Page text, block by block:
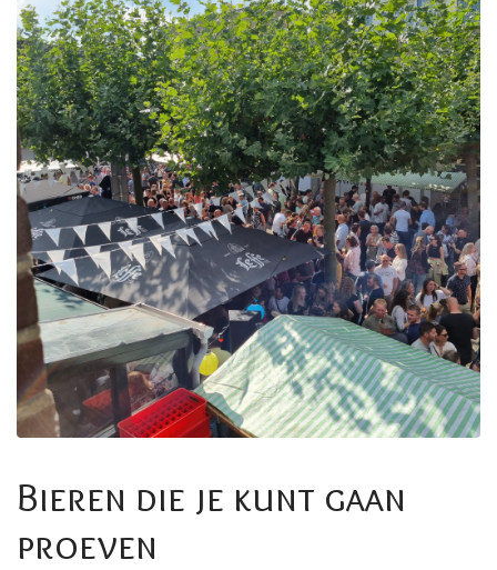
Bieren die je kunt gaan
proeven